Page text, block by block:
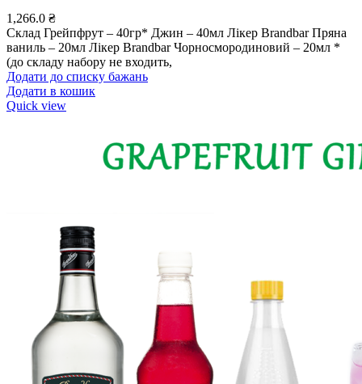
1,266.0 ₴
Склад Грейпфрут – 40гр* Джин – 40мл Лікер Brandbar Пряна
ваниль – 20мл Лікер Brandbar Чорносмородиновий – 20мл *
(до складу набору не входить,
Додати до списку бажань
Додати в кошик
Quick view